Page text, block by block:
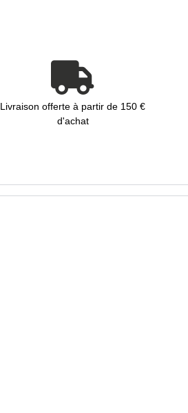
Livraison offerte à partir de 150 €
d'achat